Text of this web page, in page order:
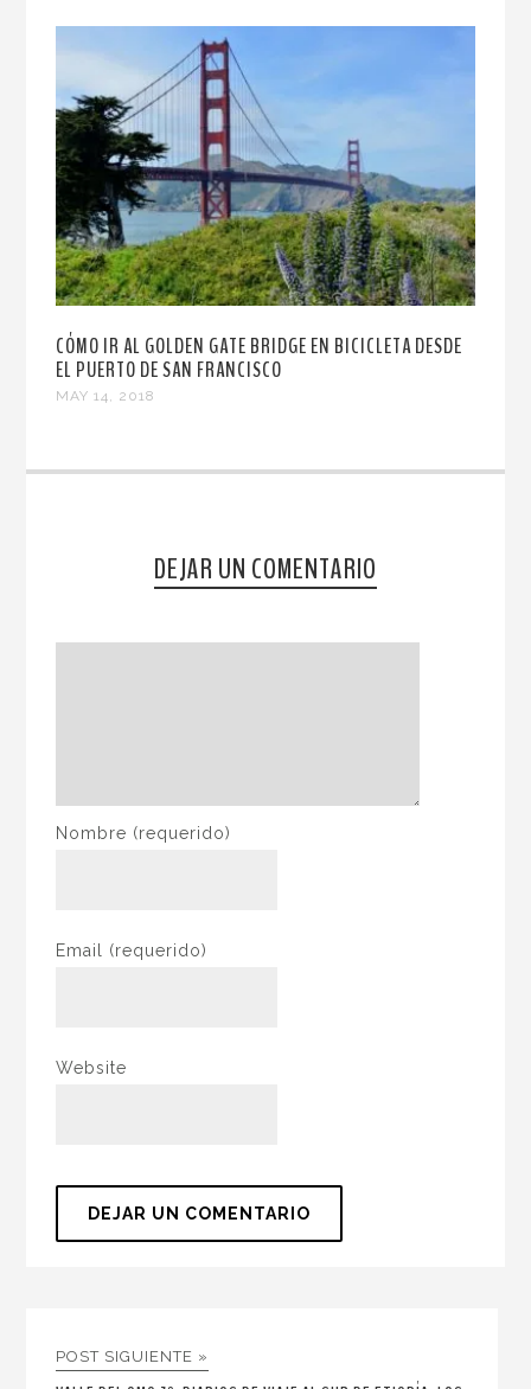
CÓMO IR AL GOLDEN GATE BRIDGE EN BICICLETA DESDE
EL PUERTO DE SAN FRANCISCO
MAY 14, 2018
DEJAR UN COMENTARIO
Nombre (requerido)
Email (requerido)
Website
POST SIGUIENTE »